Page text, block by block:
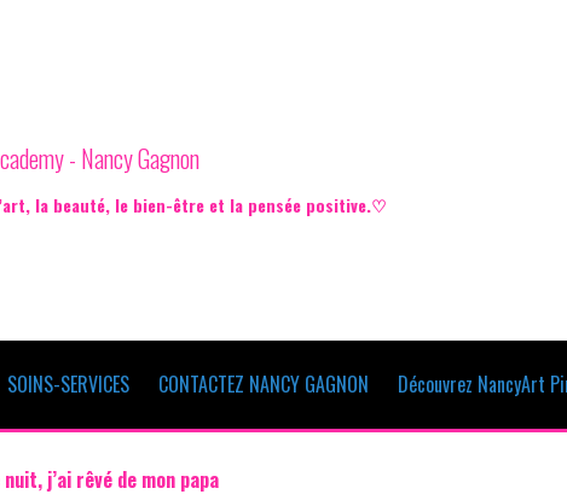
- Nancy Gagnon
la beauté, le bien-être et la pensée positive.♡
SOINS-SERVICES CONTACTEZ NANCY GAGNON Découvrez NancyArt
j’ai rêvé de mon papa